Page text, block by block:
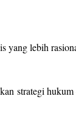
yang lebih
strategi